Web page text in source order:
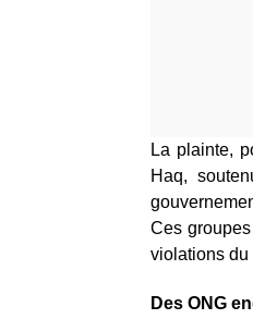
La plainte,
Haq,
Ces
violations du
Des ONG